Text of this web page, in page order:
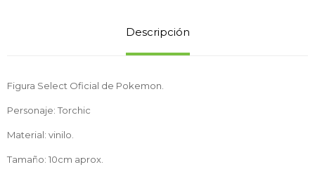
Descripción
Figura Select Oficial de Pokemon.
Personaje: Torchic
Material: vinilo.
Tamaño: 10cm aprox.